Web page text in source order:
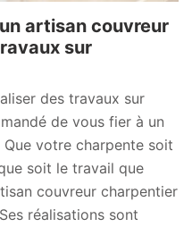
artisan couvreur
sur
des travaux sur
de vous fier à un
votre charpente soit
soit le travail que
couvreur charpentier
réalisations sont